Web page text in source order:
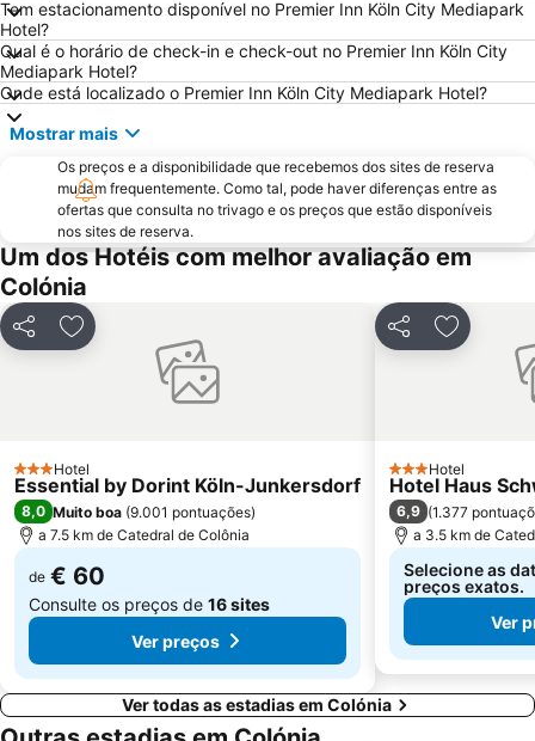
Vingst
Lövenich
Godorf
Holthausen
Pista coberta de esqui Jever em Neuss
Kaiserswerth
Deutz
Star Trek Convention - FedCon
Düsseldorf Stadtmitte
Düsseldorf-Marathon
Japan-Tag
Oberkassel
Bahnhof Düsseldorf Flughafen
Weihnachtsmarkt am Kölner Dom
Neustadt-Nord
Belgian Quarter
Rhein-Center Köln
World Conference Center Bonn
Werden
Tem estacionamento disponível no Premier Inn Köln City Mediapark
Hotel?
Qual é o horário de check-in e check-out no Premier Inn Köln City
Mediapark Hotel?
Onde está localizado o Premier Inn Köln City Mediapark Hotel?
Mostrar mais
Os preços e a disponibilidade que recebemos dos sites de reserva
mudam frequentemente. Como tal, pode haver diferenças entre as
ofertas que consulta no trivago e os preços que estão disponíveis
nos sites de reserva.
Um dos Hotéis com melhor avaliação em
Colónia
PartilharAdicionar aos favoritos
3 Estrelas
Hotel
Essential by Dorint Köln-Junkersdorf
8,0 Muito boa (9.001 pontuações)
a 7.5 km de Catedral de Colônia
de € 60
Consulte os preços de 16 sites
Ver preços
Partilhar
3 Estrelas
Hotel
Hotel Haus
6,9 (1.377
a 3.5 km de
Selecione as
preços exatos.
Ver
Ver todas as estadias em Colónia